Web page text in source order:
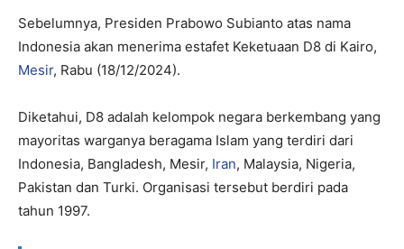
Sebelumnya, Presiden Prabowo Subianto atas nama
Indonesia akan menerima estafet Keketuaan D8 di Kairo,
Mesir, Rabu (18/12/2024).
Diketahui, D8 adalah kelompok negara berkembang yang
mayoritas warganya beragama Islam yang terdiri dari
Indonesia, Bangladesh, Mesir, Iran, Malaysia, Nigeria,
Pakistan dan Turki. Organisasi tersebut berdiri pada
tahun 1997.